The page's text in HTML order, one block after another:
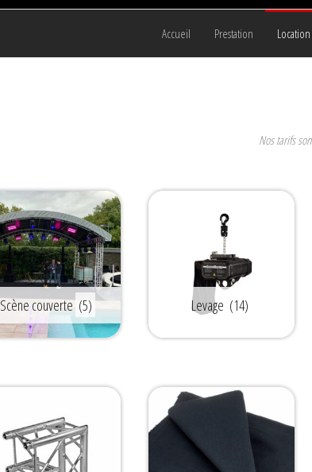
Accueil Prestation Location
Nos tarifs
Scène couverte (5) Levage (14)